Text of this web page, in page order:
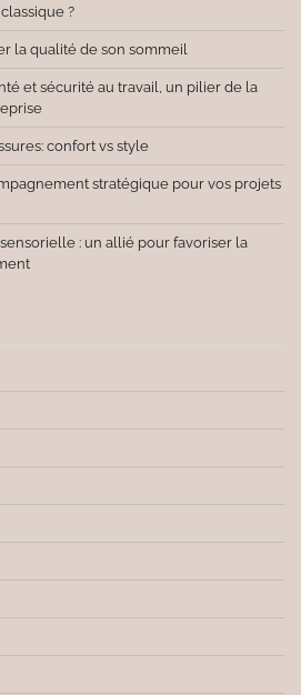
?
la qualité de son sommeil
et sécurité au travail, un pilier de la
confort vs style
stratégique pour vos projets
: un allié pour favoriser la